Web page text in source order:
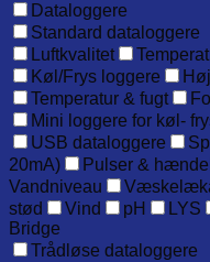
Dataloggere
Standard dataloggere
Luftkvalitet
Køl/Frys loggere
Temperatur & fugt
Mini loggere for køl-
USB dataloggere
20mA)
Pulser &
Vandniveau
stød
Vind pH LYS
Bridge
Trådløse dataloggere